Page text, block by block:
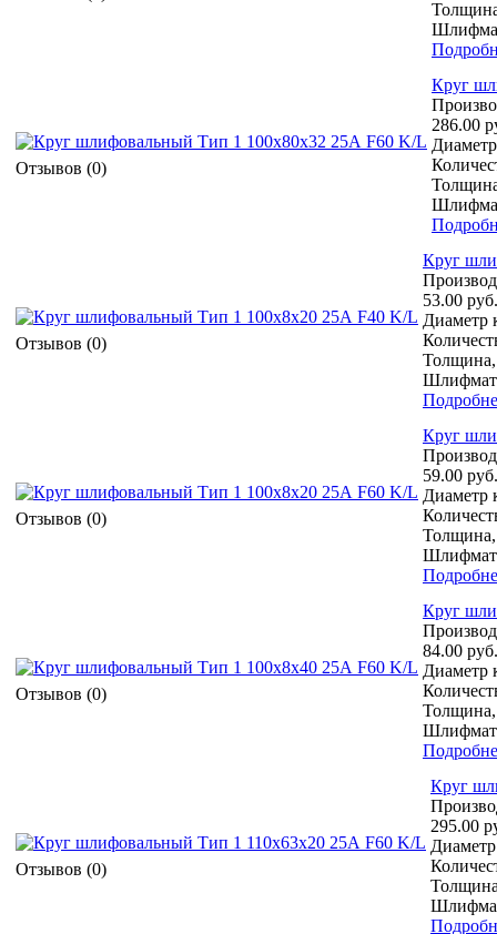
Отзывов (0)
Круг
286.00
Отзывов (0)
Круг
53.00 руб.
Диаметр
Отзывов (0)
Круг
59.00 руб.
Диаметр
Отзывов (0)
Круг
84.00 руб.
Диаметр
Отзывов (0)
Круг
295.00